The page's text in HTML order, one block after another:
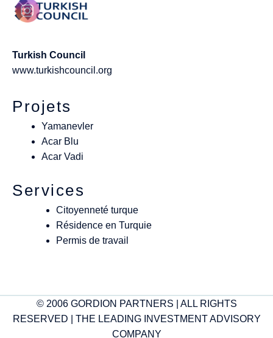
Turkish Council
www.turkishcouncil.org
Projets
Yamanevler
Acar Blu
Acar Vadi
Services
Citoyenneté turque
Résidence en Turquie
Permis de travail
© 2006 GORDION PARTNERS | ALL RIGHTS
RESERVED | THE LEADING INVESTMENT ADVISORY
COMPANY